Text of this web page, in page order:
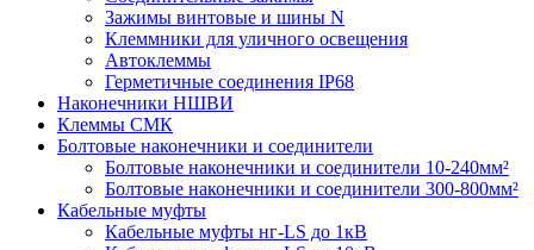
Зажимы винтовые и шины N
Клеммники для уличного освещения
Автоклеммы
Герметичные соединения IP68
Наконечники НШВИ
Клеммы СМК
Болтовые наконечники и соединители
Болтовые наконечники и соединители 10-240мм²
Болтовые наконечники и соединители 300-800мм²
Кабельные муфты
Кабельные муфты нг-LS до 1кВ